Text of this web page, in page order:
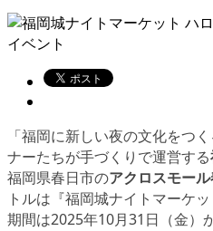
イベント
「福岡に新しい夜の文化をつ
ナーたちが手づくりで運営する
福岡県春日市のアクロスモール
トルは『福岡城ナイトマーケ
期間は2025年10月31日（金）